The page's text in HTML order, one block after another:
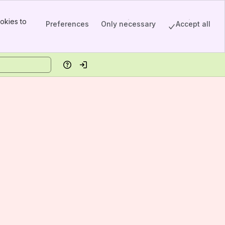
to
Preferences Only necessary Accept all
HelpLog in